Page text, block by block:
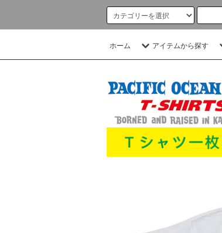
ホーム アイテムから探す